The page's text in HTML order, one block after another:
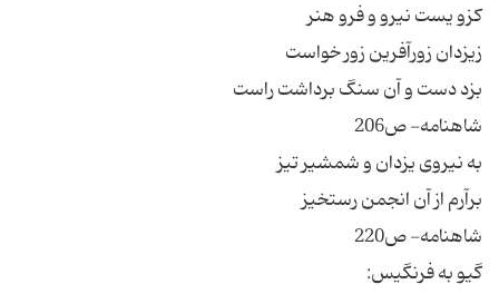
کزو یست نیرو و فرو هنر
زیزدان زورآفرین زور خواست
بزد دست و آن سنگ برداشت راست
شاهنامه- ص206
به نیروی یزدان و شمشیر تیز
برآرم از آن انجمن رستخیز
شاهنامه- ص220
گیو به فرنگیس: